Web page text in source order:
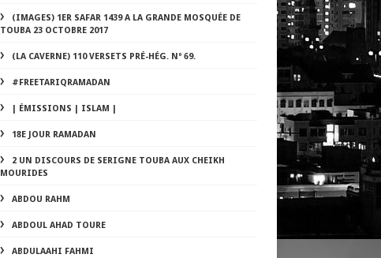
(IMAGES) 1ER SAFAR 1439 A LA GRANDE MOSQUÉE DE
TOUBA 23 OCTOBRE 2017
(LA CAVERNE) 110 VERSETS PRÉ-HÉG. Nº 69.
#FREETARIQRAMADAN
| ÉMISSIONS | ISLAM |
18E JOUR RAMADAN
2 UN DISCOURS DE SERIGNE TOUBA AUX CHEIKH
MOURIDES
ABDOU RAHM
ABDOUL AHAD TOURE
ABDULAAHI FAHMI